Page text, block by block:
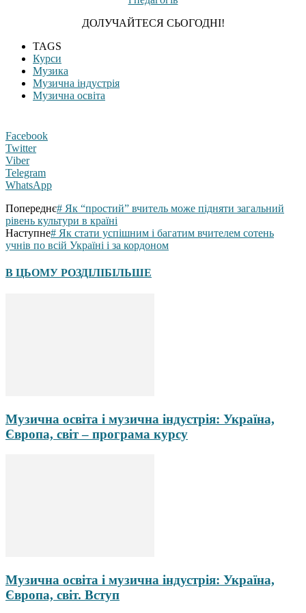
ДОЛУЧАЙТЕСЯ СЬОГОДНІ!
TAGS
Курси
Музика
Музична індустрія
Музична освіта
Facebook
Twitter
Viber
Telegram
WhatsApp
Попереднє# Як “простий” вчитель може підняти загальний
рівень культури в країні
Наступне# Як стати успішним і багатим вчителем сотень
учнів по всій Україні і за кордоном
В ЦЬОМУ РОЗДІЛІБІЛЬШЕ
Музична освіта і музична індустрія: Україна,
Європа, світ – програма курсу
Музична освіта і музична індустрія: Україна,
Європа, світ. Вступ